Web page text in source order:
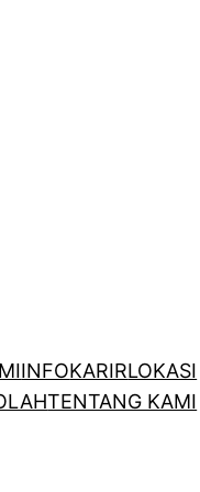
INFOKARIRLOKASI
TENTANG KAMI